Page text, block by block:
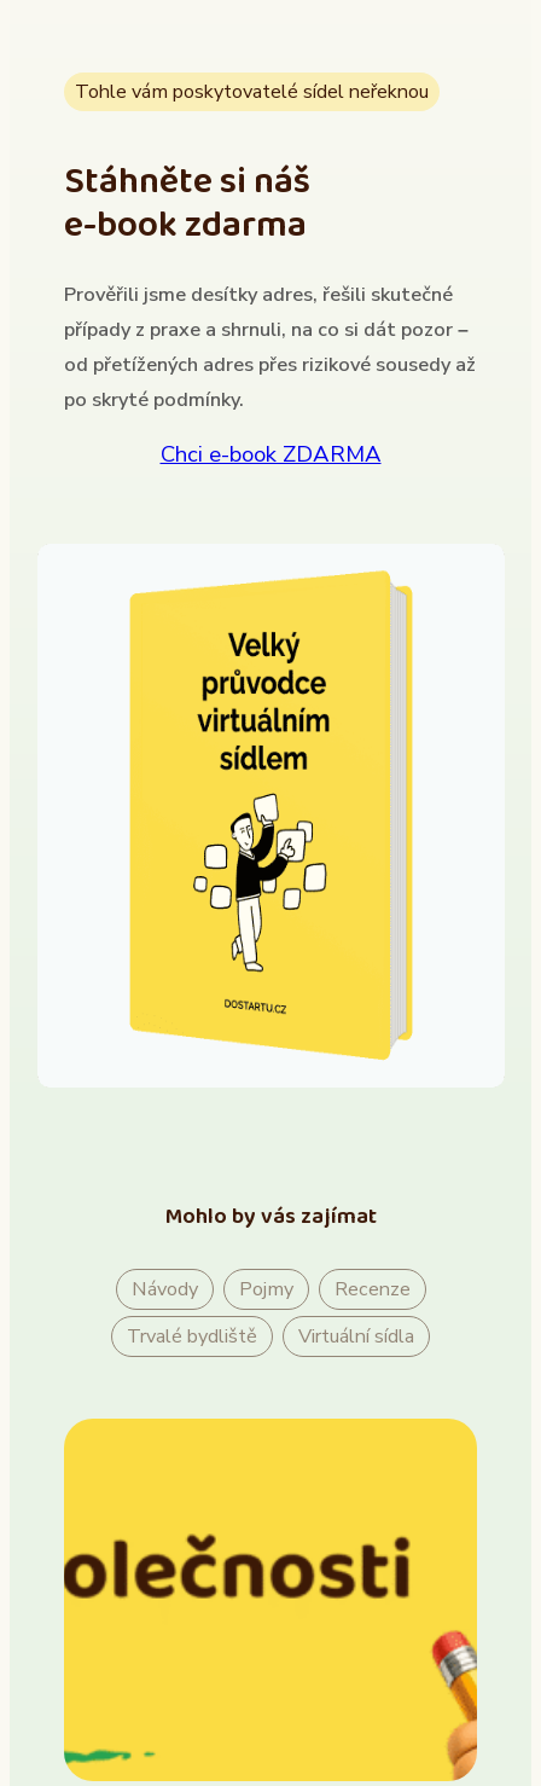
Tohle vám poskytovatelé sídel neřeknou
Stáhněte si náš
e-book zdarma
Prověřili jsme desítky adres, řešili skutečné
případy z praxe a shrnuli, na co si dát pozor –
od přetížených adres přes rizikové sousedy až
po skryté podmínky.
Chci e-book ZDARMA
Mohlo by vás zajímat
Návody Pojmy
Recenze
Trvalé bydliště
Virtuální sídla